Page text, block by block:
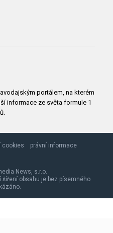
portálem, na kterém
informace ze světa formule 1
cookies
právní informace
News, s.r.o.
šíření obsahu je bez písemného